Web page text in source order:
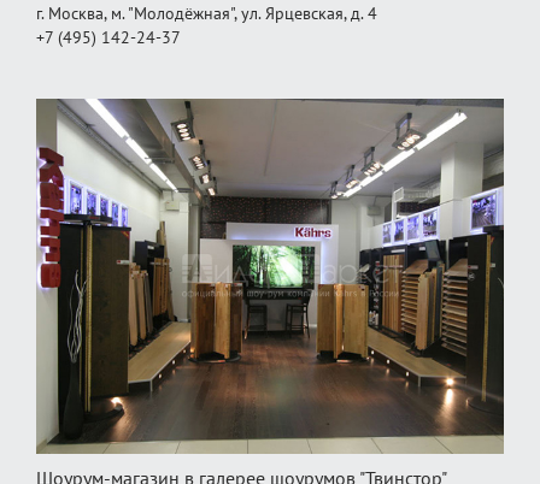
г. Москва, м. "Молодёжная", ул. Ярцевская, д. 4
+7 (495) 142-24-37
Шоурум-магазин в галерее шоурумов "Твинстор"